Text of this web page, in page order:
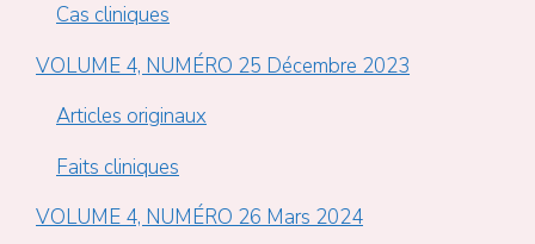
Cas cliniques
VOLUME 4, NUMÉRO 25 Décembre 2023
Articles originaux
Faits cliniques
VOLUME 4, NUMÉRO 26 Mars 2024